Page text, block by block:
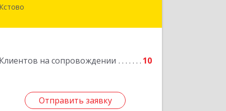
Кстово
Клиентов на сопровождении 10
Отправить заявку
Отправить заявку